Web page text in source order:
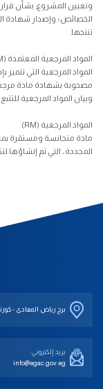
وتعيين المشروع; بشأن
الخصائص ؛ وإصدار شهادة
تنتجها.
المواد المرجعية المعتمدة (CRM)
المواد المرجعية التي
مصحوبة بشهادة مادة
وبيان المواد المرجعية
المواد المرجعية (RM)
مادة متجانسة ومستقرة
المحددة ، التي تم
برج رياض المعادى -
بريد إلكتروني:
info@egac.gov.eg